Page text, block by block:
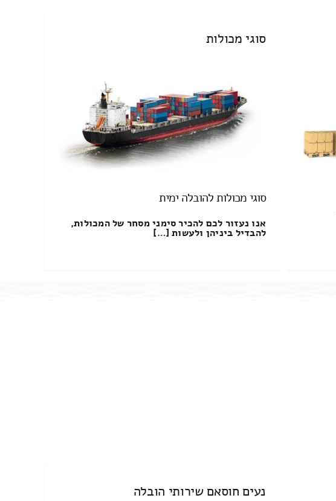
סוגי מכולות
סוגי מכולות להובלה ימית
אנו נעזור לכם להכיר סימני מסחר של המכולות,
להבדיל ביניהן ולעשות […]
נעים חוסאם שירותי הובלה